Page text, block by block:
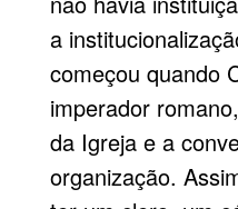
a
começou quando
imperador
da Igreja e a
organização.